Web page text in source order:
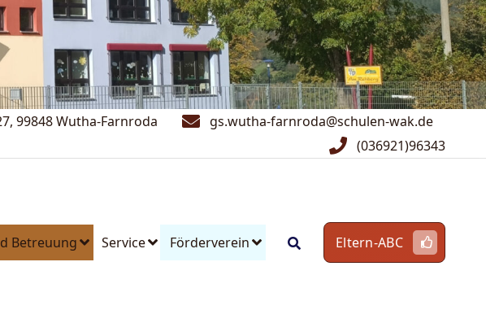
99848 Wutha-Farnroda
gs.wutha-farnroda@schulen-wak.de
(036921)96343
Betreuung Service Förderverein Eltern-ABC